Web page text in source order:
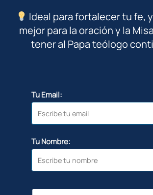
Ideal para fortalecer tu fe,
mejor para la oración y la
tener al Papa teólogo
Tu Email:
Tu Nombre: